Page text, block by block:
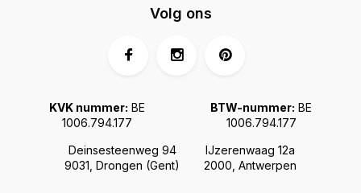
Deinsesteenweg 94
9031, Drongen (Gent)
IJzerenwaag 12a
2000, Antwerpen
KVK nummer: BE
1006.794.177
BTW-nummer: BE
1006.794.177
Volg ons